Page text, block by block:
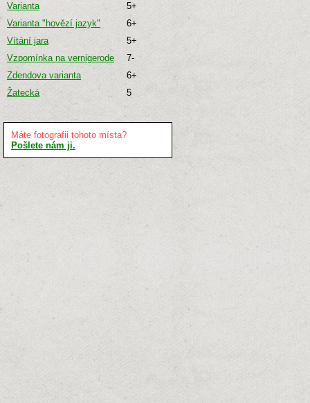
Varianta
5+
Varianta "hovězí jazyk"
6+
Vítání jara
5+
Vzpomínka na vernigerode
7-
Zdendova varianta
6+
Žatecká
5
Máte fotografii tohoto místa?
Pošlete nám ji.